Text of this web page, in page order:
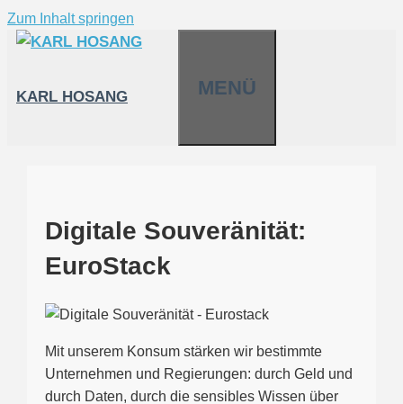
Zum Inhalt springen
KARL HOSANG MENÜ
Digitale Souveränität:
EuroStack
Mit unserem Konsum stärken wir bestimmte
Unternehmen und Regierungen: durch Geld und
durch Daten, durch die sensibles Wissen über